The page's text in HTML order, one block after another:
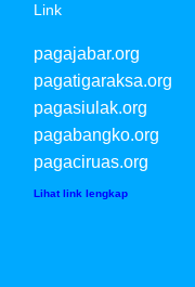
Link
pagajabar.org
pagatigaraksa.org
pagasiulak.org
pagabangko.org
pagaciruas.org
Lihat link lengkap